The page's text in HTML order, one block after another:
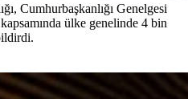
Cumhurbaşkanlığı Genelgesi
ülke genelinde 4 bin